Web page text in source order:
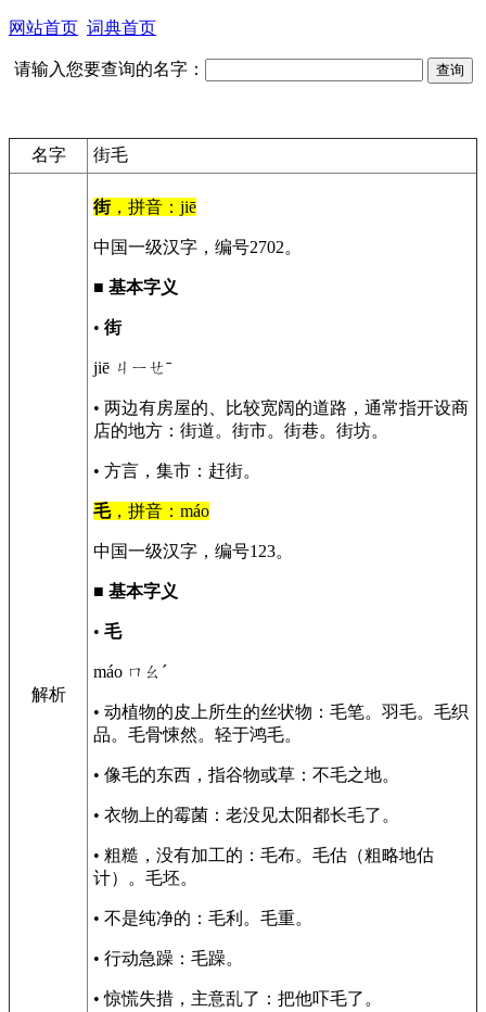
网站首页 词典首页
请输入您要查询的名字：
名字 街毛
解析
街，拼音：jiē
中国一级汉字，编号2702。
■ 基本字义
• 街
jiē ㄐㄧㄝˉ
• 两边有房屋的、比较宽阔的道路，通常指开设商
店的地方：街道。街市。街巷。街坊。
• 方言，集市：赶街。
毛，拼音：máo
中国一级汉字，编号123。
■ 基本字义
• 毛
máo ㄇㄠˊ
• 动植物的皮上所生的丝状物：毛笔。羽毛。毛织
品。毛骨悚然。轻于鸿毛。
• 像毛的东西，指谷物或草：不毛之地。
• 衣物上的霉菌：老没见太阳都长毛了。
• 粗糙，没有加工的：毛布。毛估（粗略地估
计）。毛坯。
• 不是纯净的：毛利。毛重。
• 行动急躁：毛躁。
• 惊慌失措，主意乱了：把他吓毛了。